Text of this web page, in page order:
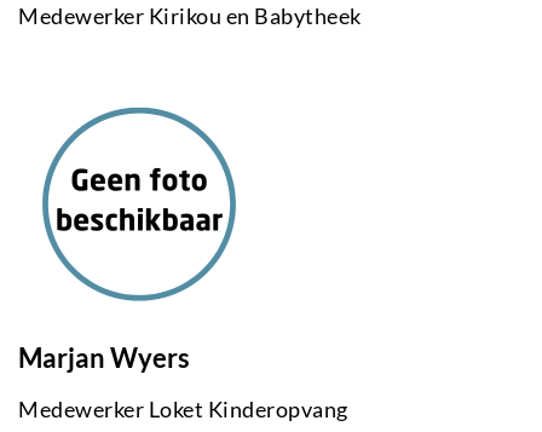
Medewerker Kirikou en Babytheek
Marjan Wyers
Medewerker Loket Kinderopvang